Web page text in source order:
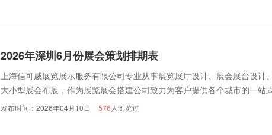
2026年深圳6月份展会策划排期表
上海信可威展览展示服务有限公司专业从事展览展厅设计、展会展台设
大小型展会布展，作为展览展会搭建公司致力为客户提供各个城市的一
计，欢迎致电信可威展览.
发布时间：2026年04月10日 576 人浏览过